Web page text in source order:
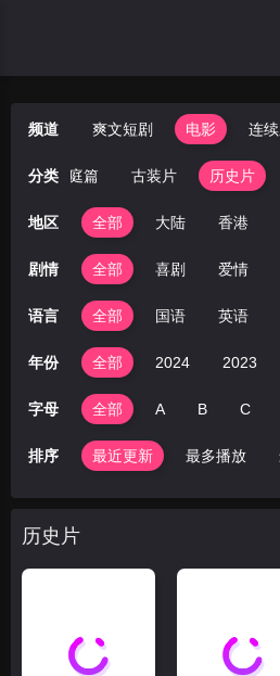
频道 爽文短剧 电影 连续
分类家庭篇 古装片 历史片
地区 全部 大陆 香港
剧情 全部 喜剧 爱情
语言 全部 国语 英语
年份 全部 2024 2023
字母 全部 A B C
排序 最近更新 最多播放
历史片